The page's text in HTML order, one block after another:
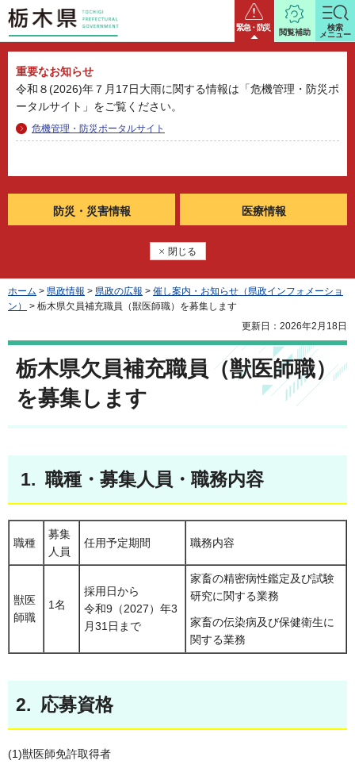
栃木県 緊急・防災
重要なお知らせ
令和８(2026)年７月17日大雨に関する情報は「危機管理・防災ポ
ータルサイト」をご覧ください。
危機管理・防災ポータルサイト
防災・ 災害情報 医療情報
閉じる
閲覧補助
検索
メニュー
ホーム > 県政情報 > 県政の広報 > 催し案内・お知らせ（県政インフォメーショ
ン）
> 栃木県欠員補充職員（獣医師職）を募集します
更新日：2026年2月18日
栃木県欠員補充職員（獣医師職）
を募集します
1. 職種・募集人員・職務内容
職種
募集
人員
任用予定期間 職務内容
獣医
師職
1名
採用日から
令和9（2027）年3
月31日まで
家畜の精密病性鑑定及び試験
研究に関する業務
家畜の伝染病及び保健衛生に
関する業務
2. 応募資格
(1)獣医師免許取得者